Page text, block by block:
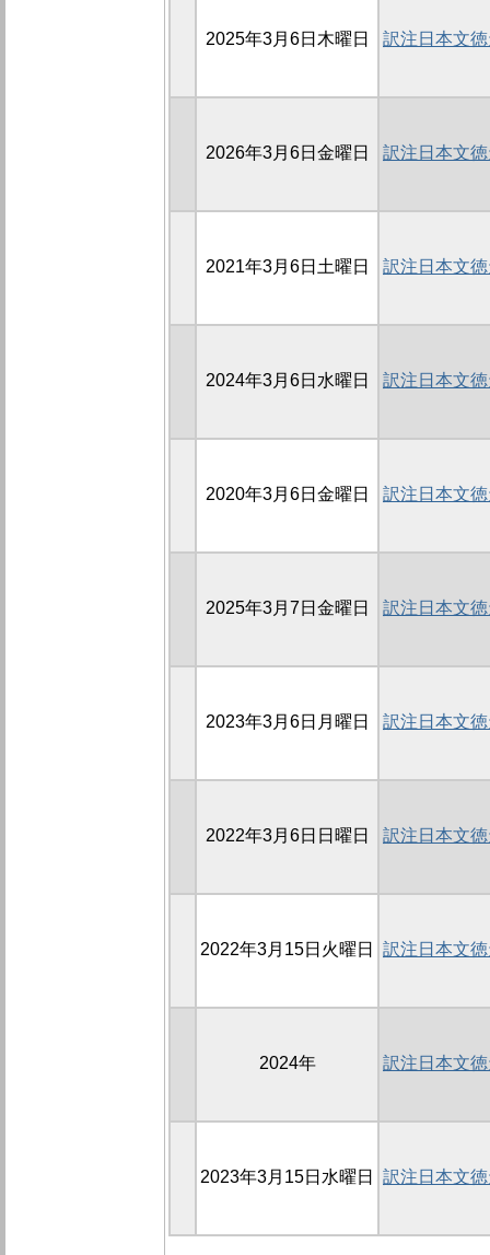
2025年3月6日木曜日 訳注日本文
2026年3月6日金曜日 訳注日本文
2021年3月6日土曜日 訳注日本文
2024年3月6日水曜日 訳注日本文
2020年3月6日金曜日 訳注日本文
2025年3月7日金曜日 訳注日本文
2023年3月6日月曜日 訳注日本文
2022年3月6日日曜日 訳注日本文
2022年3月15日火曜日 訳注日本文
2024年 訳注日本文
2023年3月15日水曜日 訳注日本文